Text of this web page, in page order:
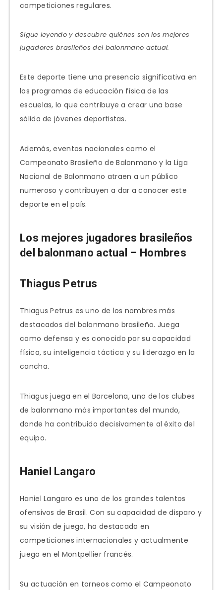
competiciones regulares.
Sigue leyendo y descubre quiénes son los mejores
jugadores brasileños del balonmano actual.
Este deporte tiene una presencia significativa en
los programas de educación física de las
escuelas, lo que contribuye a crear una base
sólida de jóvenes deportistas.
Además, eventos nacionales como el
Campeonato Brasileño de Balonmano y la Liga
Nacional de Balonmano atraen a un público
numeroso y contribuyen a dar a conocer este
deporte en el país.
Los mejores jugadores brasileños
del balonmano actual – Hombres
Thiagus Petrus
Thiagus Petrus es uno de los nombres más
destacados del balonmano brasileño. Juega
como defensa y es conocido por su capacidad
física, su inteligencia táctica y su liderazgo en la
cancha.
Thiagus juega en el Barcelona, uno de los clubes
de balonmano más importantes del mundo,
donde ha contribuido decisivamente al éxito del
equipo.
Haniel Langaro
Haniel Langaro es uno de los grandes talentos
ofensivos de Brasil. Con su capacidad de disparo y
su visión de juego, ha destacado en
competiciones internacionales y actualmente
juega en el Montpellier francés.
Su actuación en torneos como el Campeonato